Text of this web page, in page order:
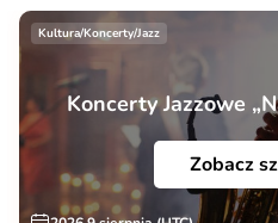
Kultura/Koncerty/Jazz
Koncerty Jazzowe
Zobacz